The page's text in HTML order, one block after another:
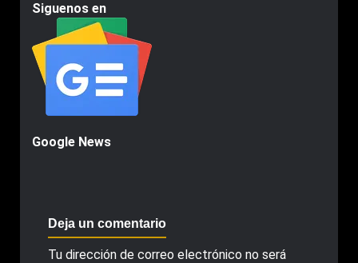
Siguenos en
Google News
Deja un comentario
Tu dirección de correo electrónico no será